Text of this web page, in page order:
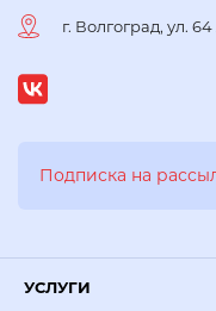
г. Волгоград, ул.
УСЛУГИ